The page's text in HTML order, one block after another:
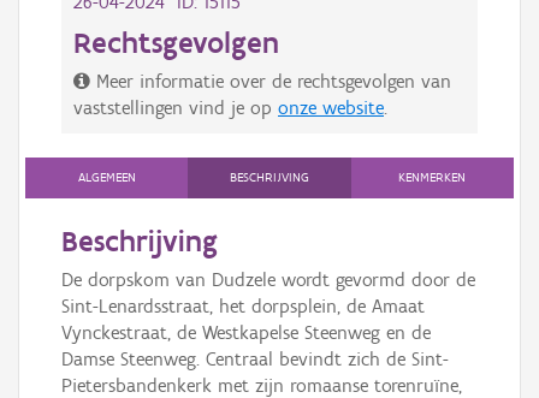
Rechtsgevolgen
Meer informatie over de rechtsgevolgen van
vaststellingen vind je op onze website
ALGEMEEN BESCHRIJVING KENMERKEN
Beschrijving
De dorpskom van Dudzele wordt gevormd door de
Sint-Lenardsstraat, het dorpsplein, de Amaat
Vynckestraat, de Westkapelse Steenweg en de
Damse Steenweg. Centraal bevindt zich de Sint-
Pietersbandenkerk met zijn romaanse torenruïne,